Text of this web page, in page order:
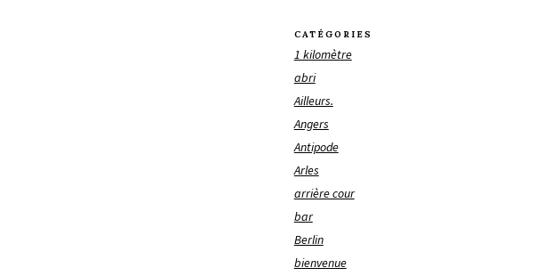
CATÉGORIES
1 kilomètre
abri
Ailleurs.
Angers
Antipode
Arles
arrière cour
bar
Berlin
bienvenue